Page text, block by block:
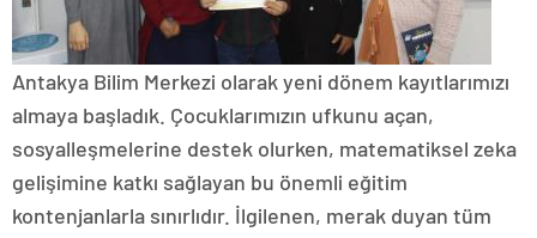
Antakya Bilim Merkezi olarak yeni dönem kayıtlarımızı
almaya başladık. Çocuklarımızın ufkunu açan,
sosyalleşmelerine destek olurken, matematiksel zeka
gelişimine katkı sağlayan bu önemli eğitim
kontenjanlarla sınırlıdır. İlgilenen, merak duyan tüm